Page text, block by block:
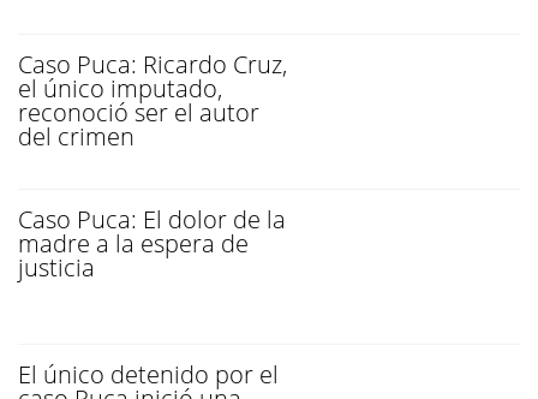
Caso Puca: Ricardo Cruz,
el único imputado,
reconoció ser el autor
del crimen
Caso Puca: El dolor de la
madre a la espera de
justicia
El único detenido por el